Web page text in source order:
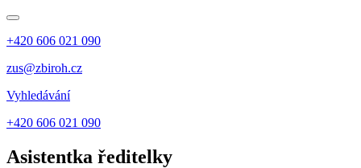
+420 606 021 090
zus@zbiroh.cz
Vyhledávání
+420 606 021 090
Asistentka ředitelky